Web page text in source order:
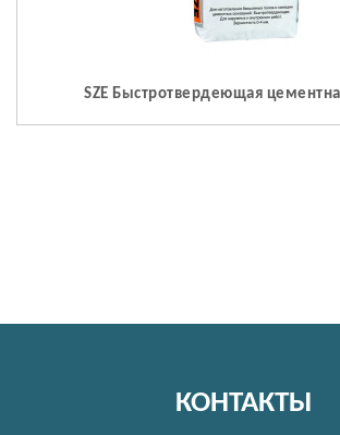
SZE Быстротвердеющая
КОНТАКТЫ